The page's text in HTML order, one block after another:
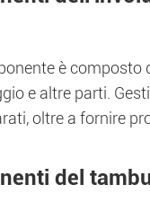
è composto
e altre parti.
oltre a fornire
del